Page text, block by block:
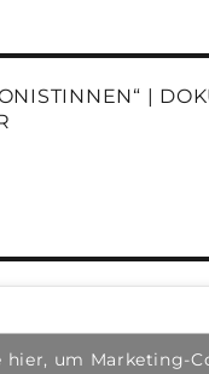
|
hier, um Marketing-